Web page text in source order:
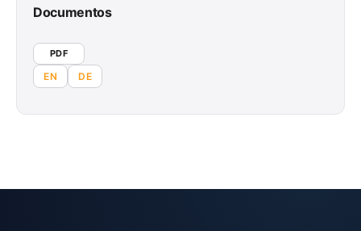
Documentos
PDF
EN DE